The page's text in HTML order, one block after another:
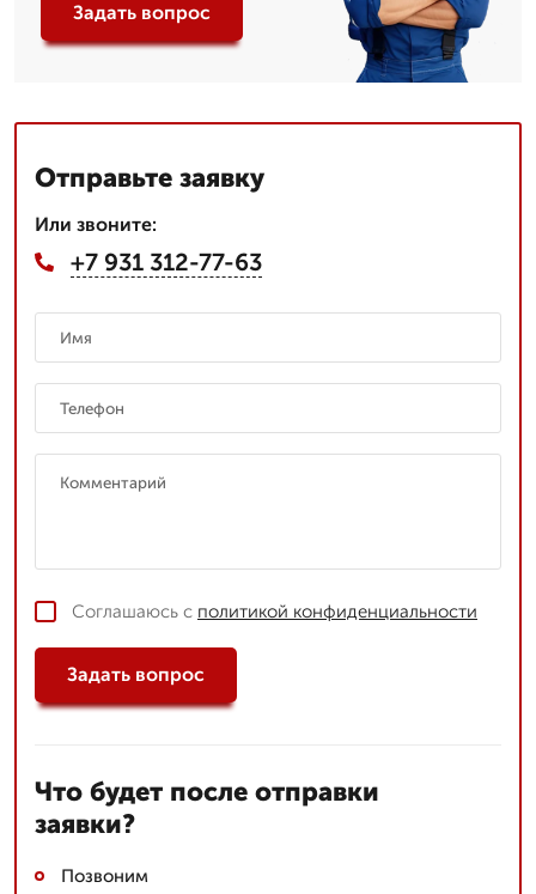
Задать вопрос
Отправьте заявку
Или звоните:
+7 931 312-77-63
Соглашаюсь с политикой конфиденциальности
Задать вопрос
Что будет после отправки
заявки?
Позвоним